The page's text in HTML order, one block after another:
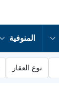
المنوفية
نوع العقار